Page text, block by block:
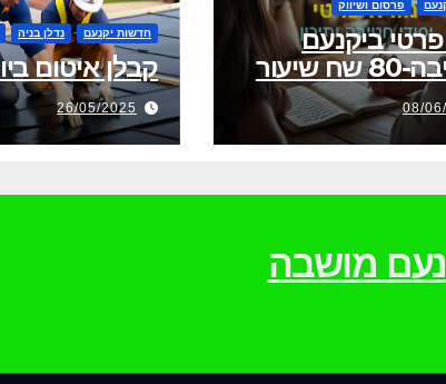
פרסום ושיווק
ביקנעם
שיעור
08/
חדשות יקנעם נדלן בניה
קבלן איטום
26/05/2025
מושבה